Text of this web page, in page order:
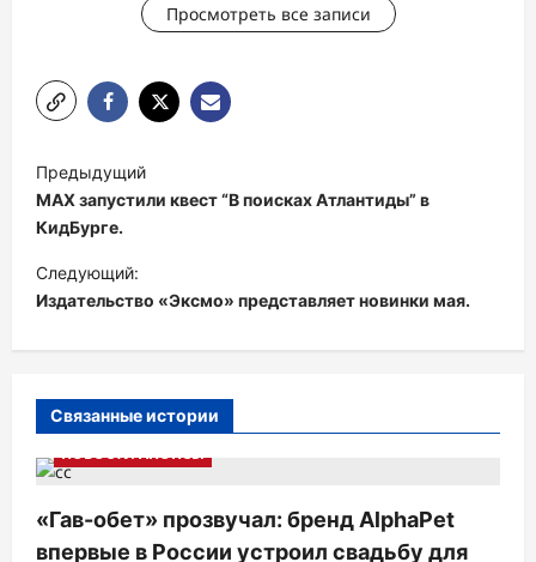
Просмотреть все записи
а
в
и
г
а
я
о
Предыдущий
MAX запустили квест “В поисках Атлантиды” в
КидБурге.
Следующий:
Издательство «Эксмо» представляет новинки мая.
Связанные истории
НОВОСТИ АНОНСЫ
«Гав-обет» прозвучал: бренд AlphaPet
впервые в России устроил свадьбу для